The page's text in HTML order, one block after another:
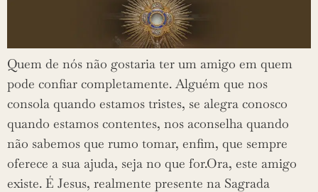
Quem de nós não gostaria ter um amigo em quem
pode confiar completamente. Alguém que nos
consola quando estamos tristes, se alegra conosco
quando estamos contentes, nos aconselha quando
não sabemos que rumo tomar, enfim, que sempre
oferece a sua ajuda, seja no que for.Ora, este amigo
existe. É Jesus, realmente presente na Sagrada